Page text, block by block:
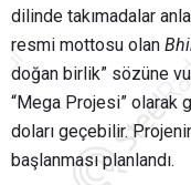
dilinde takımadalar
resmi mottosu olan
doğan birlik” sözüne
“Mega Projesi” olarak
doları geçebilir.
başlanması planlandı.